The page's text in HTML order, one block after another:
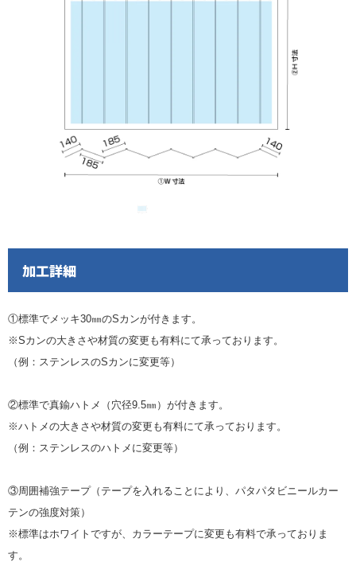
加工詳細
①標準でメッキ30㎜のSカンが付きます。
※Sカンの大きさや材質の変更も有料にて承っております。
（例：ステンレスのSカンに変更等）
②標準で真鍮ハトメ（穴径9.5㎜）が付きます。
※ハトメの大きさや材質の変更も有料にて承っております。
（例：ステンレスのハトメに変更等）
③周囲補強テープ（テープを入れることにより、パタパタビニールカー
テンの強度対策）
※標準はホワイトですが、カラーテープに変更も有料で承っておりま
す。